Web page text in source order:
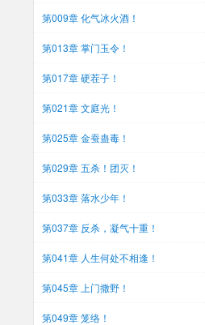
第009章 化气冰火酒！
第013章 掌门玉令！
第017章 硬茬子！
第021章 文庭光！
第025章 金蚕蛊毒！
第029章 五杀！团灭！
第033章 落水少年！
第037章 反杀，凝气十重！
第041章 人生何处不相逢！
第045章 上门撒野！
第049章 笼络！